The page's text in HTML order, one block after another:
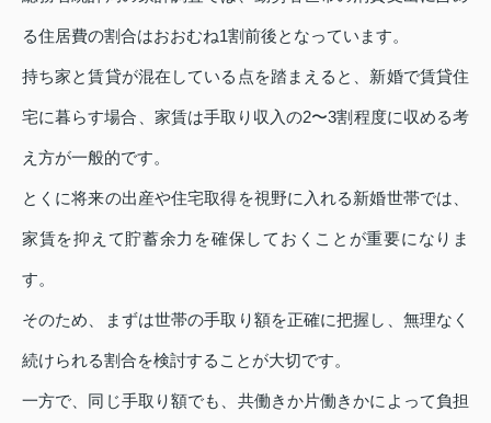
る住居費の割合はおおむね1割前後となっています。
持ち家と賃貸が混在している点を踏まえると、新婚で賃貸住
宅に暮らす場合、家賃は手取り収入の2〜3割程度に収める考
え方が一般的です。
とくに将来の出産や住宅取得を視野に入れる新婚世帯では、
家賃を抑えて貯蓄余力を確保しておくことが重要になりま
す。
そのため、まずは世帯の手取り額を正確に把握し、無理なく
続けられる割合を検討することが大切です。
一方で、同じ手取り額でも、共働きか片働きかによって負担